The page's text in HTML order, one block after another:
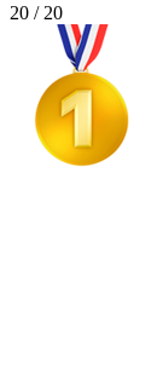
20 / 20